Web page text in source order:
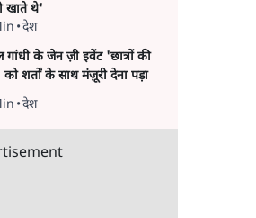
खाते थे'
•देश
गांधी के जेन ज़ी इवेंट 'छात्रों की
शर्तों के साथ मंज़ूरी देना पड़ा
•देश